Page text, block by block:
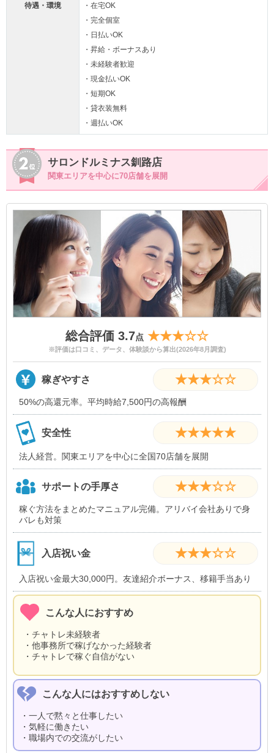
待遇・環境
・在宅OK
・完全個室
・日払いOK
・昇給・ボーナスあり
・未経験者歓迎
・現金払いOK
・短期OK
・貸衣装無料
・週払いOK
サロンドルミナス釧路店
関東エリアを中心に70店舗を展開
総合評価 3.7点 ★★★☆☆
※評価は口コミ、データ、体験談から算出(2026年8月調査)
稼ぎやすさ ★★★☆☆
50%の高還元率。平均時給7,500円の高報酬
安全性 ★★★★★
法人経営。関東エリアを中心に全国70店舗を展開
サポートの手厚さ ★★★☆☆
稼ぐ方法をまとめたマニュアル完備。アリバイ会社ありで身
バレも対策
入店祝い金 ★★★☆☆
入店祝い金最大30,000円。友達紹介ボーナス、移籍手当あり
こんな人におすすめ
・チャトレ未経験者
・他事務所で稼げなかった経験者
・チャトレで稼ぐ自信がない
こんな人にはおすすめしない
・一人で黙々と仕事したい
・気軽に働きたい
・職場内での交流がしたい